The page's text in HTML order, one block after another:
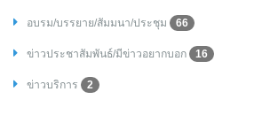
อบรม/บรรยาย/สัมมนา/ประชุม 66
ข่าวประชาสัมพันธ์/มีข่าวอยากบอก 16
ข่าวบริการ 2